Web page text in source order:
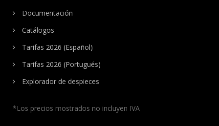
Documentación
Catálogos
Tarifas 2026 (Español)
Tarifas 2026 (Portugués)
Explorador de despieces
*Los precios mostrados no incluyen IVA